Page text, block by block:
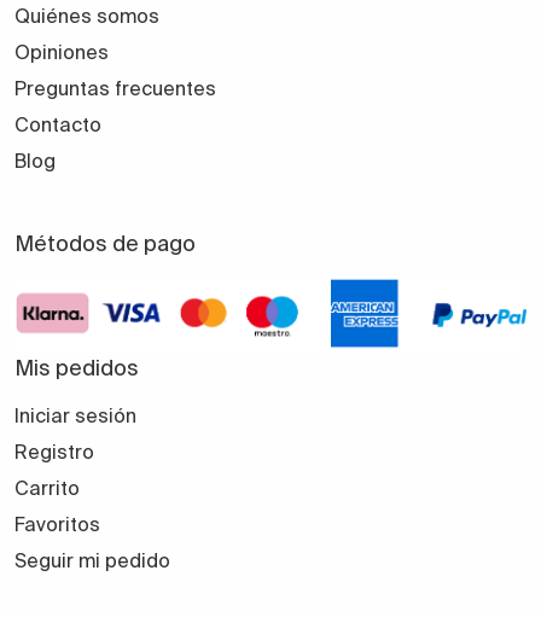
Quiénes somos
Opiniones
Preguntas frecuentes
Contacto
Blog
Métodos de pago
Mis pedidos
Iniciar sesión
Registro
Carrito
Favoritos
Seguir mi pedido